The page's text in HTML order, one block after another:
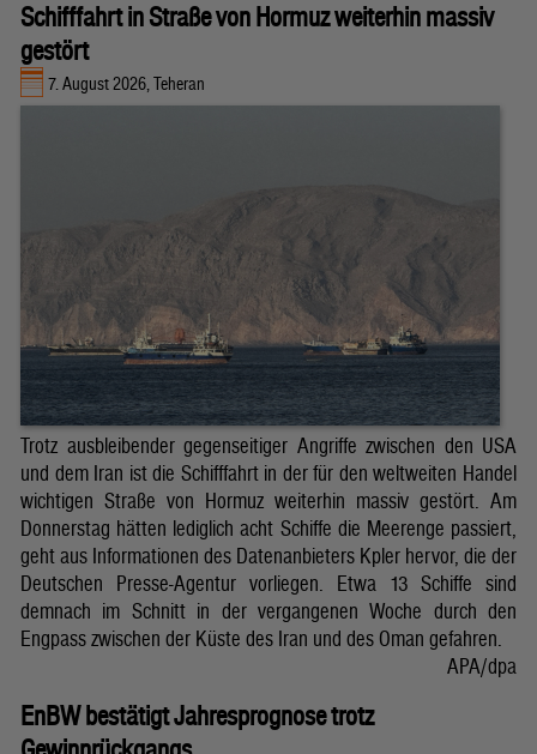
Schifffahrt in Straße von Hormuz weiterhin massiv
gestört
7. August 2026, Teheran
Trotz ausbleibender gegenseitiger Angriffe zwischen den USA
und dem Iran ist die Schifffahrt in der für den weltweiten Handel
wichtigen Straße von Hormuz weiterhin massiv gestört. Am
Donnerstag hätten lediglich acht Schiffe die Meerenge passiert,
geht aus Informationen des Datenanbieters Kpler hervor, die der
Deutschen Presse-Agentur vorliegen. Etwa 13 Schiffe sind
demnach im Schnitt in der vergangenen Woche durch den
Engpass zwischen der Küste des Iran und des Oman gefahren.
APA/dpa
EnBW bestätigt Jahresprognose trotz